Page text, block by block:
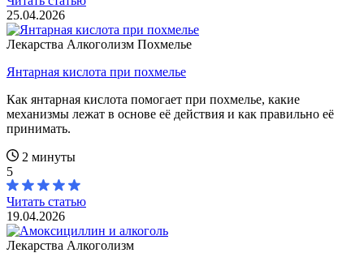
25.04.2026
Лекарства Алкоголизм Похмелье
Янтарная кислота при похмелье
Как янтарная кислота помогает при похмелье, какие
механизмы лежат в основе её действия и как правильно её
принимать.
2 минуты
5
Читать статью
19.04.2026
Лекарства Алкоголизм